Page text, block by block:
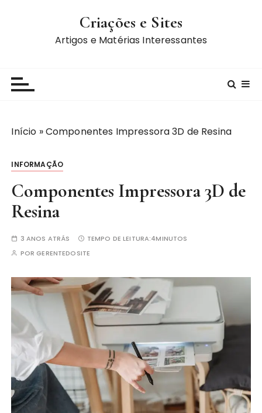
Criações e Sites
Artigos e Matérias Interessantes
Início »Componentes Impressora 3D de Resina
INFORMAÇÃO
Componentes Impressora 3D de
Resina
3 ANOS ATRÁS TEMPO DE LEITURA:4MINUTOS
PORGERENTEDOSITE